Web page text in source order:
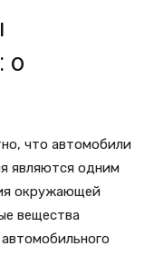
о
что автомобили
являются одним
окружающей
вещества